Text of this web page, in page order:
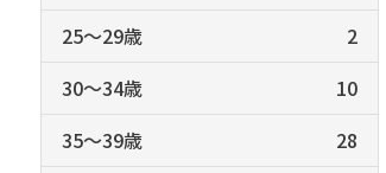
25～29歳
2
30～34歳
10
35～39歳
28